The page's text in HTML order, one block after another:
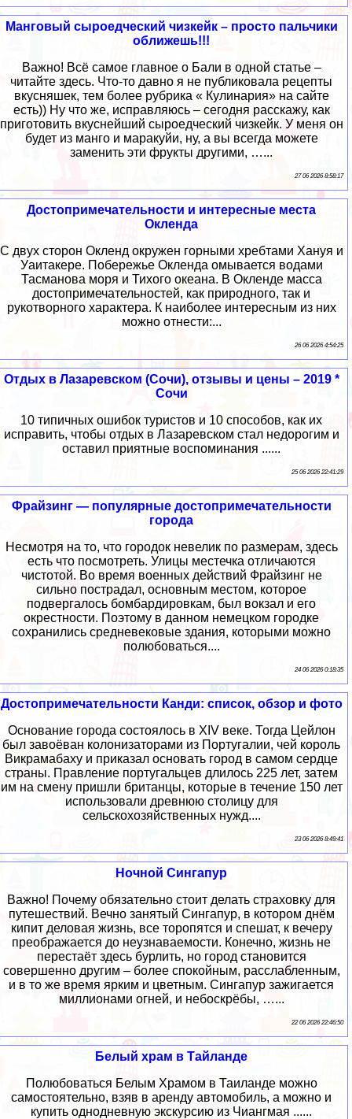
Манговый сыроедческий чизкейк – просто пальчики
оближешь!!!
Важно! Всё самое главное о Бали в одной статье –
читайте здесь. Что-то давно я не публиковала рецепты
вкусняшек, тем более рубрика « Кулинария» на сайте
есть)) Ну что же, исправляюсь – сегодня расскажу, как
приготовить вкуснейший сыроедческий чизкейк. У меня он
будет из манго и маракуйи, ну, а вы всегда можете
заменить эти фрукты другими, …...
27 06 2026 8:58:17
Достопримечательности и интересные места
Окленда
С двух сторон Окленд окружен горными хребтами Хануя и
Уаитакере. Побережье Окленда омывается водами
Тасманова моря и Тихого океана. В Окленде масса
достопримечательностей, как природного, так и
рукотворного характера. К наиболее интересным из них
можно отнести:...
26 06 2026 4:54:25
Отдых в Лазаревском (Сочи), отзывы и цены – 2019 *
Сочи
10 типичных ошибок туристов и 10 способов, как их
исправить, чтобы отдых в Лазаревском стал недорогим и
оставил приятные воспоминания ......
25 06 2026 22:41:29
Фрайзинг — популярные достопримечательности
города
Несмотря на то, что городок невелик по размерам, здесь
есть что посмотреть. Улицы местечка отличаются
чистотой. Во время военных действий Фрайзинг не
сильно пострадал, основным местом, которое
подвергалось бомбардировкам, был вокзал и его
окрестности. Поэтому в данном немецком городке
сохранились средневековые здания, которыми можно
полюбоваться....
24 06 2026 0:18:35
Достопримечательности Канди: список, обзор и фото
Основание города состоялось в XIV веке. Тогда Цейлон
был завоёван колонизаторами из Португалии, чей король
Викрамабаху и приказал основать город в самом сердце
страны. Правление португальцев длилось 225 лет, затем
им на смену пришли британцы, которые в течение 150 лет
использовали древнюю столицу для
сельскохозяйственных нужд....
23 06 2026 8:49:41
Ночной Сингапур
Важно! Почему обязательно стоит делать страховку для
путешествий. Вечно занятый Сингапур, в котором днём
кипит деловая жизнь, все торопятся и спешат, к вечеру
преображается до неузнаваемости. Конечно, жизнь не
перестаёт здесь бурлить, но город становится
совершенно другим – более спокойным, расслабленным,
и в то же время ярким и цветным. Сингапур зажигается
миллионами огней, и небоскрёбы, …...
22 06 2026 22:46:50
Белый храм в Тайланде
Полюбоваться Белым Храмом в Таиланде можно
самостоятельно, взяв в аренду автомобиль, а можно и
купить однодневную экскурсию из Чиангмая ......